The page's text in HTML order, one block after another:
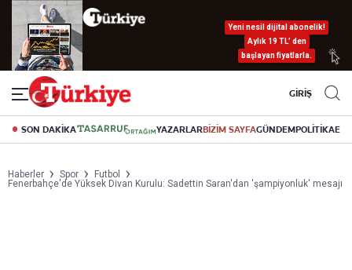
Yeni nesil dijital abonelik!
Aylık 19 TL’ den
başlayan fiyatlarla.
GİRİŞ
SON DAKİKA YAZARLARBİZİM SAYFAGÜNDEMPOLİTİKA
Haberler Spor
Futbol
Fenerbahçe'de Yüksek Divan Kurulu: Sadettin Saran'dan 'şampiyonluk' mesajı